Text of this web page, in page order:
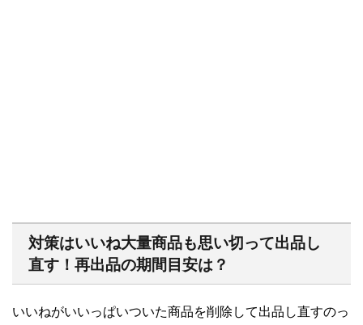
対策はいいね大量商品も思い切って出品し
直す！再出品の期間目安は？
いいねがいいっぱいついた商品を削除して出品し直すのっ